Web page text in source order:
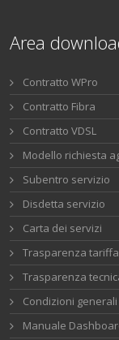
Area
Contratto WPro
Contratto Fibra
Contratto VDSL
Modello richiesta
Subentro servizio
Disdetta servizio
Carta dei servizi
Trasparenza
Trasparenza
Condizioni
Manuale